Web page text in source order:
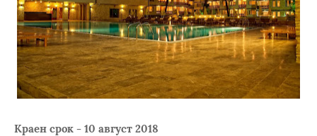
Краен срок - 10 август 2018